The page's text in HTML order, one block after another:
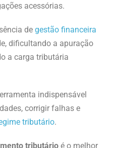
acessórias.
de gestão financeira
dificultando a apuração
a carga tributária
indispensável
corrigir falhas e
tributário.
tributário é o melhor